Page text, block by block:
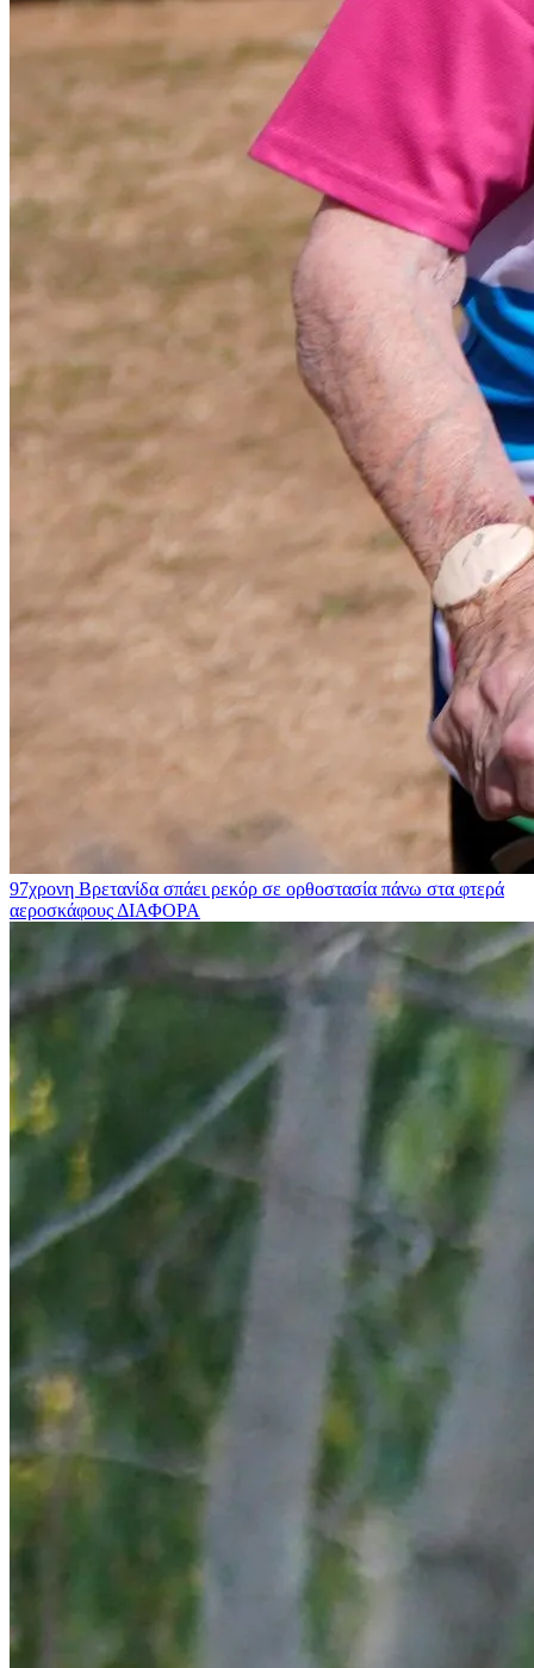
97χρονη Βρετανίδα σπάει ρεκόρ σε ορθοστασία πάνω στα φτερά
αεροσκάφους ΔΙΑΦΟΡΑ